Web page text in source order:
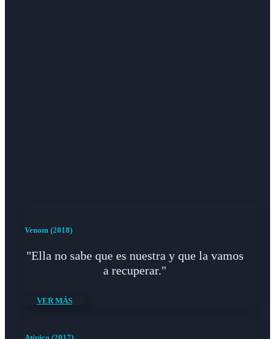
Venom (2018)
"Ella no sabe que es nuestra y que la vamos
a recuperar."
VER MÁS